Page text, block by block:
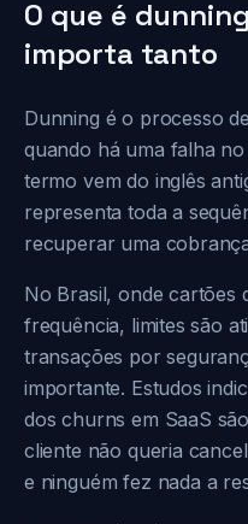
O que é
importa tanto
Dunning é o processo
quando há uma falha
termo vem do inglês
representa toda a
recuperar uma
No Brasil, onde cartões
frequência, limites são
transações por
importante. Estudos
dos churns em SaaS
cliente não queria
e ninguém fez nada a